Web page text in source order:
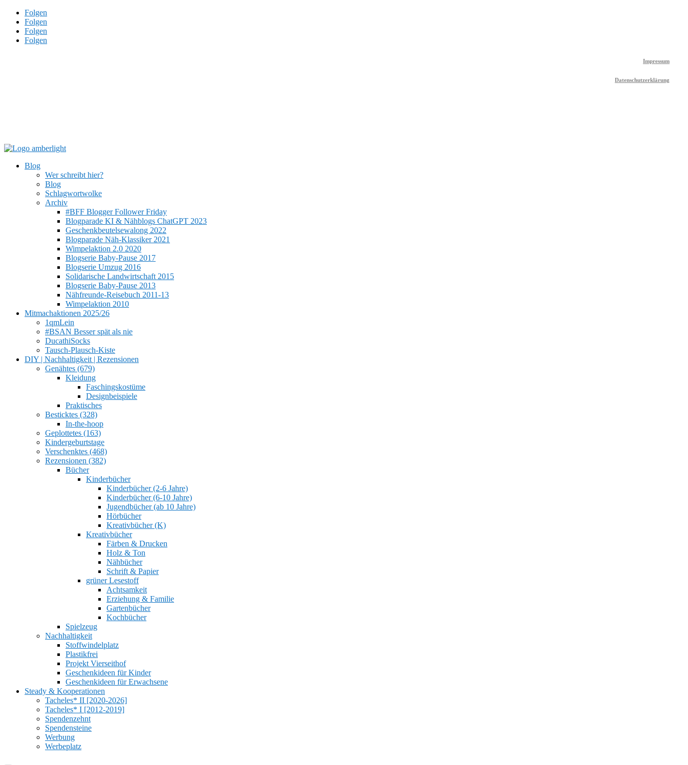
Folgen
Folgen
Folgen
Folgen
Impressum
Datenschutzerklärung
Blog
Wer schreibt hier?
Blog
Schlagwortwolke
Archiv
#BFF Blogger Follower Friday
Blogparade KI & Nähblogs ChatGPT 2023
Geschenkbeutelsewalong 2022
Blogparade Näh-Klassiker 2021
Wimpelaktion 2.0 2020
Blogserie Baby-Pause 2017
Blogserie Umzug 2016
Solidarische Landwirtschaft 2015
Blogserie Baby-Pause 2013
Nähfreunde-Reisebuch 2011-13
Wimpelaktion 2010
Mitmachaktionen 2025/26
1qmLein
#BSAN Besser spät als nie
DucathiSocks
Tausch-Plausch-Kiste
DIY | Nachhaltigkeit | Rezensionen
Genähtes (679)
Kleidung
Faschingskostüme
Designbeispiele
Praktisches
Besticktes (328)
In-the-hoop
Geplottetes (163)
Kindergeburtstage
Verschenktes (468)
Rezensionen (382)
Bücher
Kinderbücher
Kinderbücher (2-6 Jahre)
Kinderbücher (6-10 Jahre)
Jugendbücher (ab 10 Jahre)
Hörbücher
Kreativbücher (K)
Kreativbücher
Färben & Drucken
Holz & Ton
Nähbücher
Schrift & Papier
grüner Lesestoff
Achtsamkeit
Erziehung & Familie
Gartenbücher
Kochbücher
Spielzeug
Nachhaltigkeit
Stoffwindelplatz
Plastikfrei
Projekt Vierseithof
Geschenkideen für Kinder
Geschenkideen für Erwachsene
Steady & Kooperationen
Tacheles* II [2020-2026]
Tacheles* I [2012-2019]
Spendenzehnt
Spendensteine
Werbung
Werbeplatz